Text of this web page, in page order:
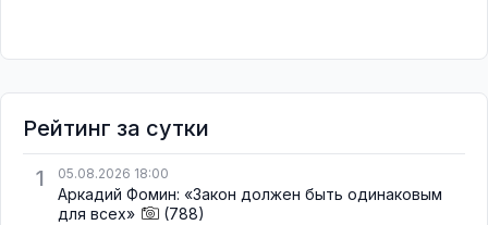
Рейтинг за сутки
1
05.08.2026 18:00
Аркадий Фомин: «Закон должен быть одинаковым
для всех»
(788)